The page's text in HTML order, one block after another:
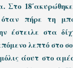
Στο
πήρε τη
έστειλε στα
λεπτό στο
άουτ στο